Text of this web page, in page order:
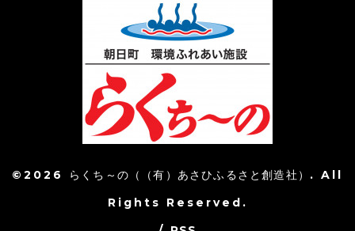
©2026 らくち～の（（有）あさひふるさと創造社） . All
Rights Reserved.